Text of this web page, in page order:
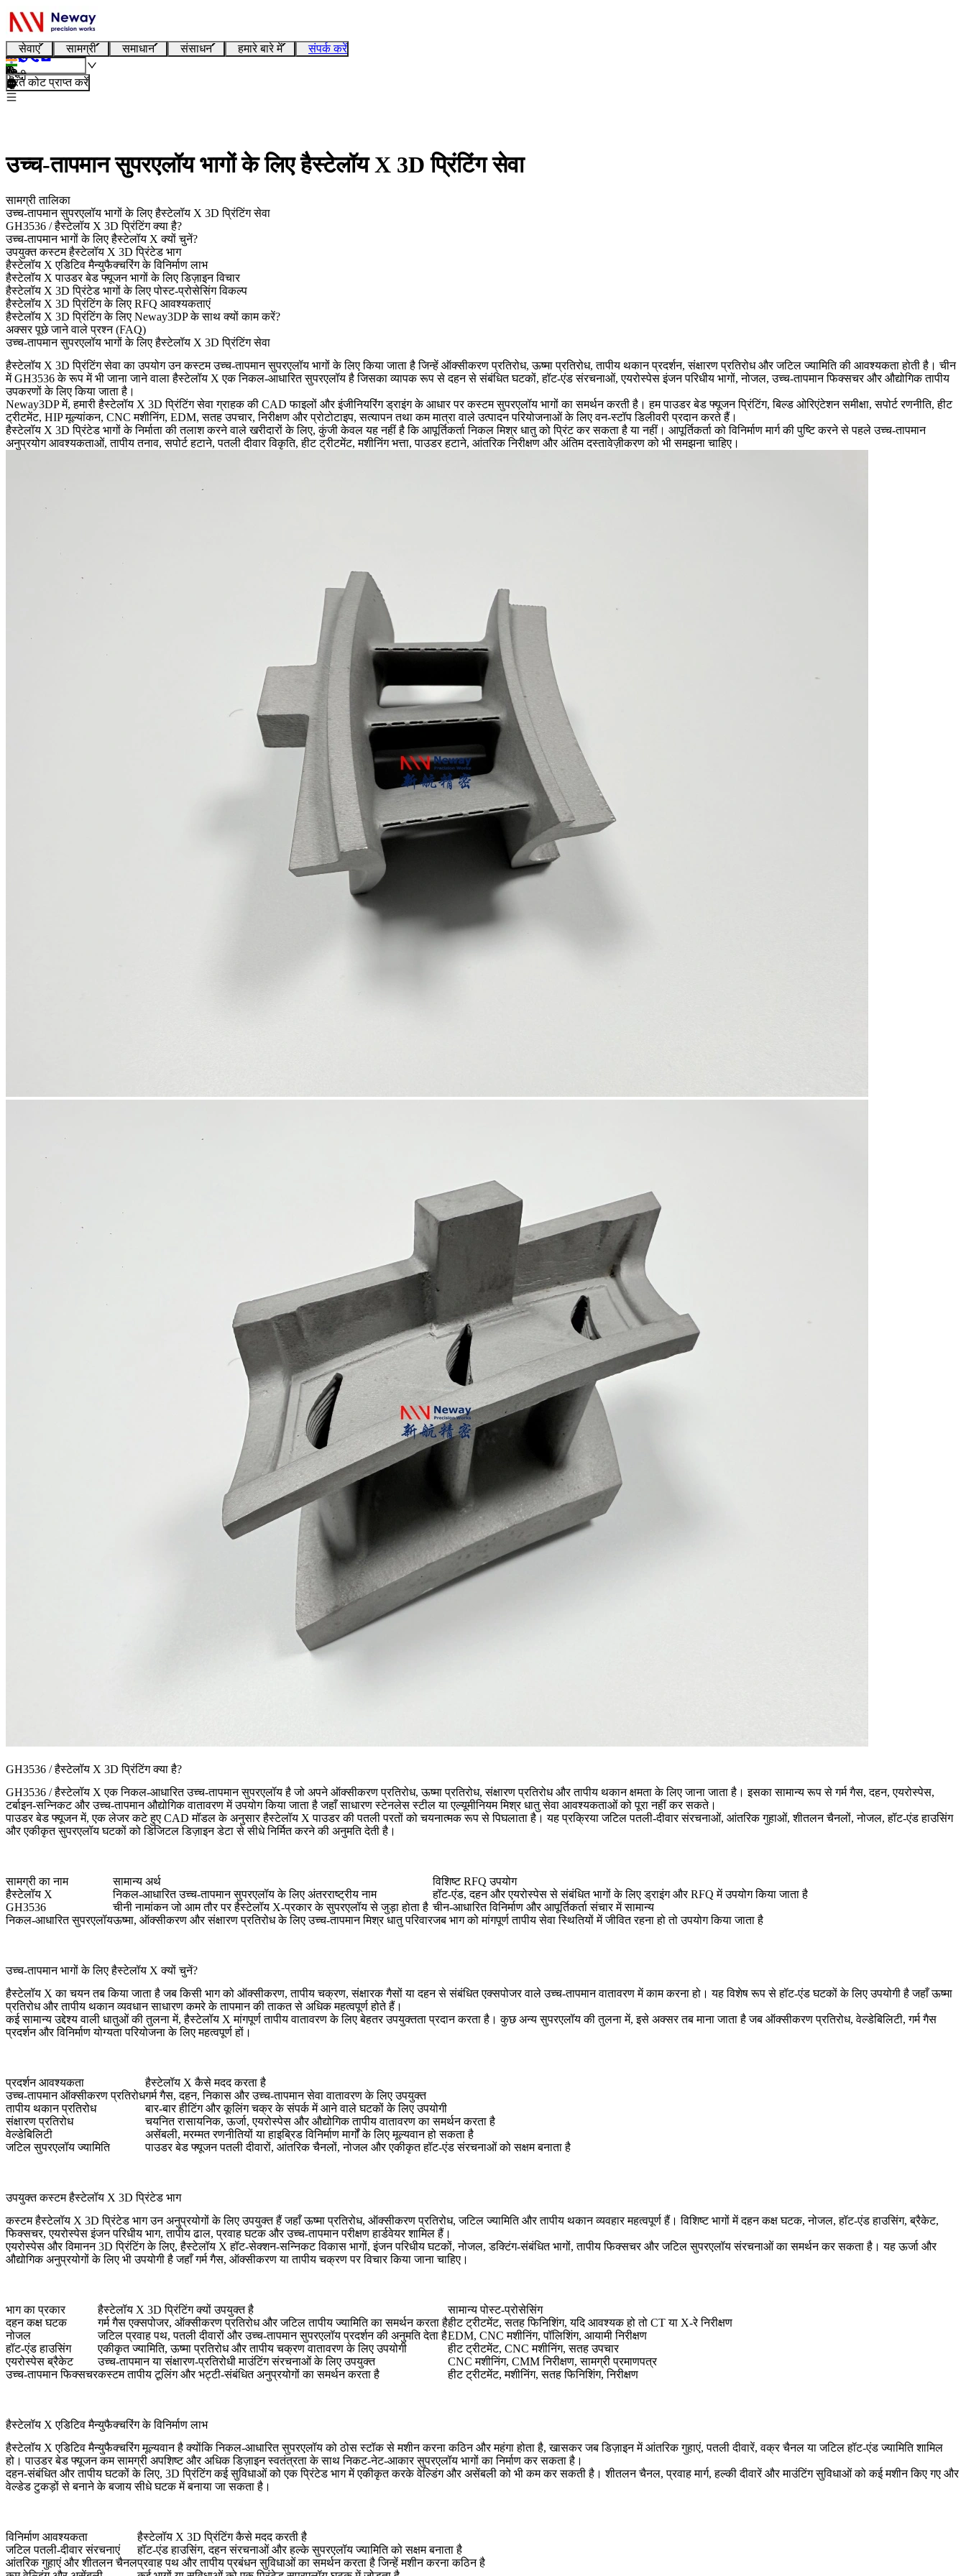
सेवाएं सामग्री समाधान संसाधन हमारे बारे में संपर्क करें
हिन्दी
तुरंत कोट प्राप्त करें
उच्च-तापमान सुपरएलॉय भागों के लिए हैस्टेलॉय X 3D प्रिंटिंग सेवा
सामग्री तालिका
उच्च-तापमान सुपरएलॉय भागों के लिए हैस्टेलॉय X 3D प्रिंटिंग सेवा
GH3536 / हैस्टेलॉय X 3D प्रिंटिंग क्या है?
उच्च-तापमान भागों के लिए हैस्टेलॉय X क्यों चुनें?
उपयुक्त कस्टम हैस्टेलॉय X 3D प्रिंटेड भाग
हैस्टेलॉय X एडिटिव मैन्युफैक्चरिंग के विनिर्माण लाभ
हैस्टेलॉय X पाउडर बेड फ्यूजन भागों के लिए डिज़ाइन विचार
हैस्टेलॉय X 3D प्रिंटेड भागों के लिए पोस्ट-प्रोसेसिंग विकल्प
हैस्टेलॉय X 3D प्रिंटिंग के लिए RFQ आवश्यकताएं
हैस्टेलॉय X 3D प्रिंटिंग के लिए Neway3DP के साथ क्यों काम करें?
अक्सर पूछे जाने वाले प्रश्न (FAQ)
उच्च-तापमान सुपरएलॉय भागों के लिए हैस्टेलॉय X 3D प्रिंटिंग सेवा
हैस्टेलॉय X 3D प्रिंटिंग सेवा का उपयोग उन कस्टम उच्च-तापमान सुपरएलॉय भागों के लिए किया जाता है जिन्हें ऑक्सीकरण प्रतिरोध, ऊष्मा प्रतिरोध, तापीय थकान प्रदर्शन, संक्षारण प्रतिरोध और जटिल ज्यामिति की आवश्यकता होती है। चीन
में GH3536 के रूप में भी जाना जाने वाला हैस्टेलॉय X एक निकल-आधारित सुपरएलॉय है जिसका व्यापक रूप से दहन से संबंधित घटकों, हॉट-एंड संरचनाओं, एयरोस्पेस इंजन परिधीय भागों, नोजल, उच्च-तापमान फिक्सचर और औद्योगिक तापीय
उपकरणों के लिए किया जाता है।
Neway3DP में, हमारीहैस्टेलॉय X 3D प्रिंटिंगसेवा ग्राहक की CAD फाइलों और इंजीनियरिंग ड्राइंग के आधार पर कस्टम सुपरएलॉय भागों का समर्थन करती है। हम पाउडर बेड फ्यूजन प्रिंटिंग, बिल्ड ओरिएंटेशन समीक्षा, सपोर्ट रणनीति, हीट
ट्रीटमेंट, HIP मूल्यांकन, CNC मशीनिंग, EDM, सतह उपचार, निरीक्षण और प्रोटोटाइप, सत्यापन तथा कम मात्रा वाले उत्पादन परियोजनाओं के लिए वन-स्टॉप डिलीवरी प्रदान करते हैं।
हैस्टेलॉय X 3D प्रिंटेड भागों के निर्माता की तलाश करने वाले खरीदारों के लिए, कुंजी केवल यह नहीं है कि आपूर्तिकर्ता निकल मिश्र धातु को प्रिंट कर सकता है या नहीं। आपूर्तिकर्ता को विनिर्माण मार्ग की पुष्टि करने से पहले उच्च-तापमान
अनुप्रयोग आवश्यकताओं, तापीय तनाव, सपोर्ट हटाने, पतली दीवार विकृति, हीट ट्रीटमेंट, मशीनिंग भत्ता, पाउडर हटाने, आंतरिक निरीक्षण और अंतिम दस्तावेज़ीकरण को भी समझना चाहिए।
GH3536 / हैस्टेलॉय X 3D प्रिंटिंग क्या है?
GH3536 / हैस्टेलॉय X एक निकल-आधारित उच्च-तापमान सुपरएलॉय है जो अपने ऑक्सीकरण प्रतिरोध, ऊष्मा प्रतिरोध, संक्षारण प्रतिरोध और तापीय थकान क्षमता के लिए जाना जाता है। इसका सामान्य रूप से गर्म गैस, दहन, एयरोस्पेस,
टर्बाइन-सन्निकट और उच्च-तापमान औद्योगिक वातावरण में उपयोग किया जाता है जहाँ साधारण स्टेनलेस स्टील या एल्यूमीनियम मिश्र धातु सेवा आवश्यकताओं को पूरा नहीं कर सकते।
पाउडर बेड फ्यूजनमें, एक लेजर कटे हुए CAD मॉडल के अनुसार हैस्टेलॉय X पाउडर की पतली परतों को चयनात्मक रूप से पिघलाता है। यह प्रक्रिया जटिल पतली-दीवार संरचनाओं, आंतरिक गुहाओं, शीतलन चैनलों, नोजल, हॉट-एंड हाउसिंग
और एकीकृत सुपरएलॉय घटकों को डिजिटल डिज़ाइन डेटा से सीधे निर्मित करने की अनुमति देती है।
सामग्री का नाम सामान्य अर्थ
विशिष्ट RFQ उपयोग
हैस्टेलॉय X
निकल-आधारित उच्च-तापमान सुपरएलॉय के लिए अंतरराष्ट्रीय नाम
हॉट-एंड, दहन और एयरोस्पेस से संबंधित भागों के लिए ड्राइंग और RFQ में उपयोग किया जाता है
GH3536
चीनी नामांकन जो आम तौर पर हैस्टेलॉय X-प्रकार के सुपरएलॉय से जुड़ा होता है चीन-आधारित विनिर्माण और आपूर्तिकर्ता संचार में सामान्य
निकल-आधारित सुपरएलॉयऊष्मा, ऑक्सीकरण और संक्षारण प्रतिरोध के लिए उच्च-तापमान मिश्र धातु परिवारजब भाग को मांगपूर्ण तापीय सेवा स्थितियों में जीवित रहना हो तो उपयोग किया जाता है
उच्च-तापमान भागों के लिए हैस्टेलॉय X क्यों चुनें?
हैस्टेलॉय X का चयन तब किया जाता है जब किसी भाग को ऑक्सीकरण, तापीय चक्रण, संक्षारक गैसों या दहन से संबंधित एक्सपोजर वाले उच्च-तापमान वातावरण में काम करना हो। यह विशेष रूप से हॉट-एंड घटकों के लिए उपयोगी है जहाँ ऊष्मा
प्रतिरोध और तापीय थकान व्यवधान साधारण कमरे के तापमान की ताकत से अधिक महत्वपूर्ण होते हैं।
कई सामान्य उद्देश्य वाली धातुओं की तुलना में, हैस्टेलॉय X मांगपूर्ण तापीय वातावरण के लिए बेहतर उपयुक्तता प्रदान करता है। कुछ अन्य सुपरएलॉय की तुलना में, इसे अक्सर तब माना जाता है जब ऑक्सीकरण प्रतिरोध, वेल्डेबिलिटी, गर्म गैस
प्रदर्शन और विनिर्माण योग्यता परियोजना के लिए महत्वपूर्ण हों।
प्रदर्शन आवश्यकता
हैस्टेलॉय X कैसे मदद करता है
उच्च-तापमान ऑक्सीकरण प्रतिरोधगर्म गैस, दहन, निकास और उच्च-तापमान सेवा वातावरण के लिए उपयुक्त
तापीय थकान प्रतिरोध
बार-बार हीटिंग और कूलिंग चक्र के संपर्क में आने वाले घटकों के लिए उपयोगी
संक्षारण प्रतिरोध
चयनित रासायनिक, ऊर्जा, एयरोस्पेस और औद्योगिक तापीय वातावरण का समर्थन करता है
वेल्डेबिलिटी
असेंबली, मरम्मत रणनीतियों या हाइब्रिड विनिर्माण मार्गों के लिए मूल्यवान हो सकता है
जटिल सुपरएलॉय ज्यामिति
पाउडर बेड फ्यूजन पतली दीवारों, आंतरिक चैनलों, नोजल और एकीकृत हॉट-एंड संरचनाओं को सक्षम बनाता है
उपयुक्त कस्टम हैस्टेलॉय X 3D प्रिंटेड भाग
कस्टम हैस्टेलॉय X 3D प्रिंटेड भाग उन अनुप्रयोगों के लिए उपयुक्त हैं जहाँ ऊष्मा प्रतिरोध, ऑक्सीकरण प्रतिरोध, जटिल ज्यामिति और तापीय थकान व्यवहार महत्वपूर्ण हैं। विशिष्ट भागों में दहन कक्ष घटक, नोजल, हॉट-एंड हाउसिंग, ब्रैकेट,
फिक्सचर, एयरोस्पेस इंजन परिधीय भाग, तापीय ढाल, प्रवाह घटक और उच्च-तापमान परीक्षण हार्डवेयर शामिल हैं।
एयरोस्पेस और विमानन 3D प्रिंटिंगके लिए, हैस्टेलॉय X हॉट-सेक्शन-सन्निकट विकास भागों, इंजन परिधीय घटकों, नोजल, डक्टिंग-संबंधित भागों, तापीय फिक्सचर और जटिल सुपरएलॉय संरचनाओं का समर्थन कर सकता है। यह ऊर्जा और
औद्योगिक अनुप्रयोगों के लिए भी उपयोगी है जहाँ गर्म गैस, ऑक्सीकरण या तापीय चक्रण पर विचार किया जाना चाहिए।
भाग का प्रकार हैस्टेलॉय X 3D प्रिंटिंग क्यों उपयुक्त है
सामान्य पोस्ट-प्रोसेसिंग
दहन कक्ष घटक
गर्म गैस एक्सपोजर, ऑक्सीकरण प्रतिरोध और जटिल तापीय ज्यामिति का समर्थन करता हैहीट ट्रीटमेंट, सतह फिनिशिंग, यदि आवश्यक हो तो CT या X-रे निरीक्षण
नोजल
जटिल प्रवाह पथ, पतली दीवारों और उच्च-तापमान सुपरएलॉय प्रदर्शन की अनुमति देता हैEDM, CNC मशीनिंग, पॉलिशिंग, आयामी निरीक्षण
हॉट-एंड हाउसिंग
एकीकृत ज्यामिति, ऊष्मा प्रतिरोध और तापीय चक्रण वातावरण के लिए उपयोगी
हीट ट्रीटमेंट, CNC मशीनिंग, सतह उपचार
एयरोस्पेस ब्रैकेट
उच्च-तापमान या संक्षारण-प्रतिरोधी माउंटिंग संरचनाओं के लिए उपयुक्त
CNC मशीनिंग, CMM निरीक्षण, सामग्री प्रमाणपत्र
उच्च-तापमान फिक्सचरकस्टम तापीय टूलिंग और भट्टी-संबंधित अनुप्रयोगों का समर्थन करता है हीट ट्रीटमेंट, मशीनिंग, सतह फिनिशिंग, निरीक्षण
हैस्टेलॉय X एडिटिव मैन्युफैक्चरिंग के विनिर्माण लाभ
हैस्टेलॉय X एडिटिव मैन्युफैक्चरिंग मूल्यवान है क्योंकि निकल-आधारित सुपरएलॉय को ठोस स्टॉक से मशीन करना कठिन और महंगा होता है, खासकर जब डिज़ाइन में आंतरिक गुहाएं, पतली दीवारें, वक्र चैनल या जटिल हॉट-एंड ज्यामिति शामिल
हो। पाउडर बेड फ्यूजन कम सामग्री अपशिष्ट और अधिक डिज़ाइन स्वतंत्रता के साथ निकट-नेट-आकार सुपरएलॉय भागों का निर्माण कर सकता है।
दहन-संबंधित और तापीय घटकों के लिए, 3D प्रिंटिंग कई सुविधाओं को एक प्रिंटेड भाग में एकीकृत करके वेल्डिंग और असेंबली को भी कम कर सकती है। शीतलन चैनल, प्रवाह मार्ग, हल्की दीवारें और माउंटिंग सुविधाओं को कई मशीन किए गए और
वेल्डेड टुकड़ों से बनाने के बजाय सीधे घटक में बनाया जा सकता है।
विनिर्माण आवश्यकता
हैस्टेलॉय X 3D प्रिंटिंग कैसे मदद करती है
जटिल पतली-दीवार संरचनाएं
हॉट-एंड हाउसिंग, दहन संरचनाओं और हल्के सुपरएलॉय ज्यामिति को सक्षम बनाता है
आंतरिक गुहाएं और शीतलन चैनलप्रवाह पथ और तापीय प्रबंधन सुविधाओं का समर्थन करता है जिन्हें मशीन करना कठिन है